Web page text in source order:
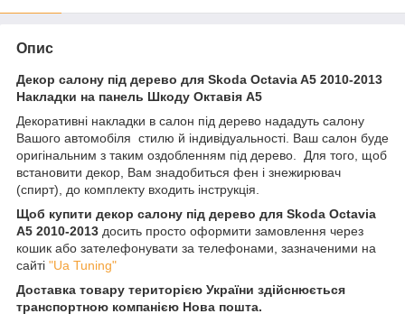
Опис
Декор салону під дерево для Skoda Octavia A5 2010-2013
Накладки на панель Шкоду Октавія А5
Декоративні накладки в салон під дерево нададуть салону
Вашого автомобіля стилю й індивідуальності. Ваш салон буде
оригінальним з таким оздобленням під дерево. Для того, щоб
встановити декор, Вам знадобиться фен і знежирювач
(спирт), до комплекту входить інструкція.
Щоб купити декор салону під дерево для Skoda Octavia
A5 2010-2013 досить просто оформити замовлення через
кошик або зателефонувати за телефонами, зазначеними на
сайті "Ua Tuning"
Доставка товару територією України здійснюється
транспортною компанією Нова пошта.